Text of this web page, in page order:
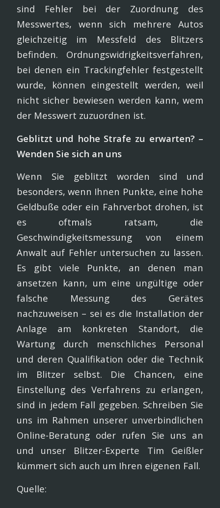
sind Fehler bei der Zuordnung des
Messwertes, wenn sich mehrere Autos
gleichzeitig im Messfeld des Blitzers
befinden. Ordnungswidrigkeitsverfahren,
bei denen ein Trackingfehler festgestellt
wurde, können eingestellt werden, weil
nicht sicher bewiesen werden kann, wem
der Messwert zuzuordnen ist.
Geblitzt und hohe Strafe zu erwarten? –
Wenden Sie sich an uns
Wenn Sie geblitzt worden sind und
besonders, wenn Ihnen Punkte, eine hohe
Geldbuße oder ein Fahrverbot drohen, ist
es oftmals ratsam, die
Geschwindigkeitsmessung von einem
Anwalt auf Fehler untersuchen zu lassen.
Es gibt viele Punkte, an denen man
ansetzen kann, um eine ungültige oder
falsche Messung des Gerätes
nachzuweisen – sei es die Installation der
Anlage am konkreten Standort, die
Wartung durch menschliches Personal
und deren Qualifikation oder die Technik
im Blitzer selbst. Die Chancen, eine
Einstellung des Verfahrens zu erlangen,
sind in jedem Fall gegeben. Schreiben Sie
uns im Rahmen unserer unverbindlichen
Online-Beratung oder rufen Sie uns an
und unser Blitzer-Experte Tim Geißler
kümmert sich auch um Ihren eigenen Fall.
Quelle: